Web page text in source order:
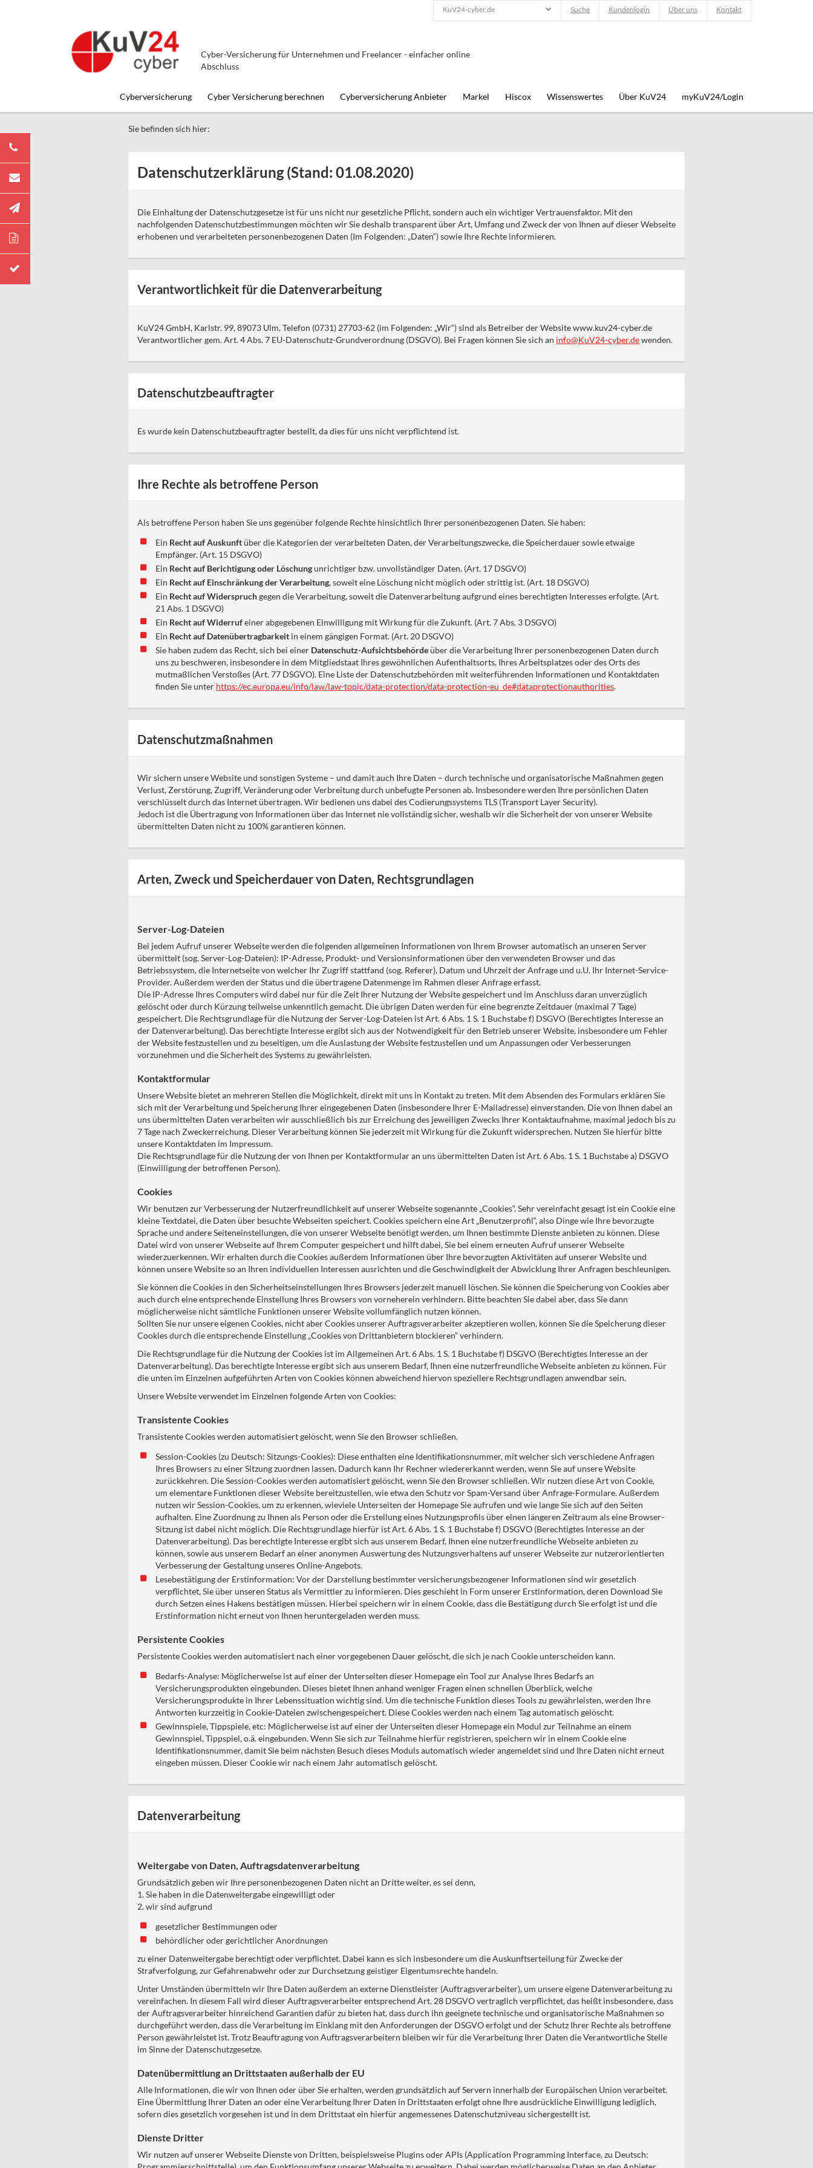
Cyber-Versicherung für Unternehmen und Freelancer - einfacher online
Abschluss
KuV24-cyber.de Suche Kundenlogin Über uns Kontakt
Cyberversicherung Cyber Versicherung berechnen Cyberversicherung Anbieter Markel Hiscox Wissenswertes Über KuV24 myKuV24/Login
Sie befinden sich hier:
Datenschutzerklärung (Stand: 01.08.2020)
Die Einhaltung der Datenschutzgesetze ist für uns nicht nur gesetzliche Pflicht, sondern auch ein wichtiger Vertrauensfaktor. Mit den
nachfolgenden Datenschutzbestimmungen möchten wir Sie deshalb transparent über Art, Umfang und Zweck der von Ihnen auf dieser Webseite
erhobenen und verarbeiteten personenbezogenen Daten (Im Folgenden: „Daten“) sowie Ihre Rechte informieren.
Verantwortlichkeit für die Datenverarbeitung
KuV24 GmbH, Karlstr. 99, 89073 Ulm, Telefon (0731) 27703-62 (im Folgenden: „Wir“) sind als Betreiber der Website www.kuv24-cyber.de
Verantwortlicher gem. Art. 4 Abs. 7 EU-Datenschutz-Grundverordnung (DSGVO). Bei Fragen können Sie sich an info@KuV24-cyber.dewenden.
Datenschutzbeauftragter
Es wurde kein Datenschutzbeauftragter bestellt, da dies für uns nicht verpflichtend ist.
Ihre Rechte als betroffene Person
Als betroffene Person haben Sie uns gegenüber folgende Rechte hinsichtlich Ihrer personenbezogenen Daten. Sie haben:
Ein Recht auf Auskunftüber die Kategorien der verarbeiteten Daten, der Verarbeitungszwecke, die Speicherdauer sowie etwaige
Empfänger. (Art. 15 DSGVO)
Ein Recht auf Berichtigung oder Löschungunrichtiger bzw. unvollständiger Daten. (Art. 17 DSGVO)
Ein Recht auf Einschränkung der Verarbeitung, soweit eine Löschung nicht möglich oder strittig ist. (Art. 18 DSGVO)
Ein Recht auf Widerspruchgegen die Verarbeitung, soweit die Datenverarbeitung aufgrund eines berechtigten Interesses erfolgte. (Art.
21 Abs. 1 DSGVO)
Ein Recht auf Widerrufeiner abgegebenen Einwilligung mit Wirkung für die Zukunft. (Art. 7 Abs. 3 DSGVO)
Ein Recht auf Datenübertragbarkeit in einem gängigen Format. (Art. 20 DSGVO)
Sie haben zudem das Recht, sich bei einer Datenschutz-Aufsichtsbehördeüber die Verarbeitung Ihrer personenbezogenen Daten durch
uns zu beschweren, insbesondere in dem Mitgliedstaat Ihres gewöhnlichen Aufenthaltsorts, Ihres Arbeitsplatzes oder des Orts des
mutmaßlichen Verstoßes (Art. 77 DSGVO). Eine Liste der Datenschutzbehörden mit weiterführenden Informationen und Kontaktdaten
finden Sie unter https://ec.europa.eu/info/law/law-topic/data-protection/data-protection-eu_de#dataprotectionauthorities.
Datenschutzmaßnahmen
Wir sichern unsere Website und sonstigen Systeme – und damit auch Ihre Daten – durch technische und organisatorische Maßnahmen gegen
Verlust, Zerstörung, Zugriff, Veränderung oder Verbreitung durch unbefugte Personen ab. Insbesondere werden Ihre persönlichen Daten
verschlüsselt durch das Internet übertragen. Wir bedienen uns dabei des Codierungssystems TLS (Transport Layer Security).
Jedoch ist die Übertragung von Informationen über das Internet nie vollständig sicher, weshalb wir die Sicherheit der von unserer Website
übermittelten Daten nicht zu 100% garantieren können.
Arten, Zweck und Speicherdauer von Daten, Rechtsgrundlagen
Server-Log-Dateien
Bei jedem Aufruf unserer Webseite werden die folgenden allgemeinen Informationen von Ihrem Browser automatisch an unseren Server
übermittelt (sog. Server-Log-Dateien): IP-Adresse, Produkt- und Versionsinformationen über den verwendeten Browser und das
Betriebssystem, die Internetseite von welcher Ihr Zugriff stattfand (sog. Referer), Datum und Uhrzeit der Anfrage und u.U. Ihr Internet-Service-
Provider. Außerdem werden der Status und die übertragene Datenmenge im Rahmen dieser Anfrage erfasst.
Die IP-Adresse Ihres Computers wird dabei nur für die Zeit Ihrer Nutzung der Website gespeichert und im Anschluss daran unverzüglich
gelöscht oder durch Kürzung teilweise unkenntlich gemacht. Die übrigen Daten werden für eine begrenzte Zeitdauer (maximal 7 Tage)
gespeichert. Die Rechtsgrundlage für die Nutzung der Server-Log-Dateien ist Art. 6 Abs. 1 S. 1 Buchstabe f) DSGVO (Berechtigtes Interesse an
der Datenverarbeitung). Das berechtigte Interesse ergibt sich aus der Notwendigkeit für den Betrieb unserer Website, insbesondere um Fehler
der Website festzustellen und zu beseitigen, um die Auslastung der Website festzustellen und um Anpassungen oder Verbesserungen
vorzunehmen und die Sicherheit des Systems zu gewährleisten.
Kontaktformular
Unsere Website bietet an mehreren Stellen die Möglichkeit, direkt mit uns in Kontakt zu treten. Mit dem Absenden des Formulars erklären Sie
sich mit der Verarbeitung und Speicherung Ihrer eingegebenen Daten (insbesondere Ihrer E-Mailadresse) einverstanden. Die von Ihnen dabei an
uns übermittelten Daten verarbeiten wir ausschließlich bis zur Erreichung des jeweiligen Zwecks Ihrer Kontaktaufnahme, maximal jedoch bis zu
7 Tage nach Zweckerreichung. Dieser Verarbeitung können Sie jederzeit mit Wirkung für die Zukunft widersprechen. Nutzen Sie hierfür bitte
unsere Kontaktdaten im Impressum.
Die Rechtsgrundlage für die Nutzung der von Ihnen per Kontaktformular an uns übermittelten Daten ist Art. 6 Abs. 1 S. 1 Buchstabe a) DSGVO
(Einwilligung der betroffenen Person).
Cookies
Wir benutzen zur Verbesserung der Nutzerfreundlichkeit auf unserer Webseite sogenannte „Cookies“. Sehr vereinfacht gesagt ist ein Cookie eine
kleine Textdatei, die Daten über besuchte Webseiten speichert. Cookies speichern eine Art „Benutzerprofil“, also Dinge wie Ihre bevorzugte
Sprache und andere Seiteneinstellungen, die von unserer Webseite benötigt werden, um Ihnen bestimmte Dienste anbieten zu können. Diese
Datei wird von unserer Webseite auf Ihrem Computer gespeichert und hilft dabei, Sie bei einem erneuten Aufruf unserer Webseite
wiederzuerkennen. Wir erhalten durch die Cookies außerdem Informationen über Ihre bevorzugten Aktivitäten auf unserer Website und
können unsere Website so an Ihren individuellen Interessen ausrichten und die Geschwindigkeit der Abwicklung Ihrer Anfragen beschleunigen.
Sie können die Cookies in den Sicherheitseinstellungen Ihres Browsers jederzeit manuell löschen. Sie können die Speicherung von Cookies aber
auch durch eine entsprechende Einstellung Ihres Browsers von vorneherein verhindern. Bitte beachten Sie dabei aber, dass Sie dann
möglicherweise nicht sämtliche Funktionen unserer Website vollumfänglich nutzen können.
Sollten Sie nur unsere eigenen Cookies, nicht aber Cookies unserer Auftragsverarbeiter akzeptieren wollen, können Sie die Speicherung dieser
Cookies durch die entsprechende Einstellung „Cookies von Drittanbietern blockieren” verhindern.
Die Rechtsgrundlage für die Nutzung der Cookies ist im Allgemeinen Art. 6 Abs. 1 S. 1 Buchstabe f) DSGVO (Berechtigtes Interesse an der
Datenverarbeitung). Das berechtigte Interesse ergibt sich aus unserem Bedarf, Ihnen eine nutzerfreundliche Webseite anbieten zu können. Für
die unten im Einzelnen aufgeführten Arten von Cookies können abweichend hiervon speziellere Rechtsgrundlagen anwendbar sein.
Unsere Website verwendet im Einzelnen folgende Arten von Cookies:
Transistente Cookies
Transistente Cookies werden automatisiert gelöscht, wenn Sie den Browser schließen.
Session-Cookies (zu Deutsch: Sitzungs-Cookies): Diese enthalten eine Identifikationsnummer, mit welcher sich verschiedene Anfragen
Ihres Browsers zu einer Sitzung zuordnen lassen. Dadurch kann Ihr Rechner wiedererkannt werden, wenn Sie auf unsere Website
zurückkehren. Die Session-Cookies werden automatisiert gelöscht, wenn Sie den Browser schließen. Wir nutzen diese Art von Cookie,
um elementare Funktionen dieser Website bereitzustellen, wie etwa den Schutz vor Spam-Versand über Anfrage-Formulare. Außerdem
nutzen wir Session-Cookies, um zu erkennen, wieviele Unterseiten der Homepage Sie aufrufen und wie lange Sie sich auf den Seiten
aufhalten. Eine Zuordnung zu Ihnen als Person oder die Erstellung eines Nutzungsprofils über einen längeren Zeitraum als eine Browser-
Sitzung ist dabei nicht möglich. Die Rechtsgrundlage hierfür ist Art. 6 Abs. 1 S. 1 Buchstabe f) DSGVO (Berechtigtes Interesse an der
Datenverarbeitung). Das berechtigte Interesse ergibt sich aus unserem Bedarf, Ihnen eine nutzerfreundliche Webseite anbieten zu
können, sowie aus unserem Bedarf an einer anonymen Auswertung des Nutzungsverhaltens auf unserer Webseite zur nutzerorientierten
Verbesserung der Gestaltung unseres Online-Angebots.
Lesebestätigung der Erstinformation: Vor der Darstellung bestimmter versicherungsbezogener Informationen sind wir gesetzlich
verpflichtet, Sie über unseren Status als Vermittler zu informieren. Dies geschieht in Form unserer Erstinformation, deren Download Sie
durch Setzen eines Hakens bestätigen müssen. Hierbei speichern wir in einem Cookie, dass die Bestätigung durch Sie erfolgt ist und die
Erstinformation nicht erneut von Ihnen heruntergeladen werden muss.
Persistente Cookies
Persistente Cookies werden automatisiert nach einer vorgegebenen Dauer gelöscht, die sich je nach Cookie unterscheiden kann.
Bedarfs-Analyse: Möglicherweise ist auf einer der Unterseiten dieser Homepage ein Tool zur Analyse Ihres Bedarfs an
Versicherungsprodukten eingebunden. Dieses bietet Ihnen anhand weniger Fragen einen schnellen Überblick, welche
Versicherungsprodukte in Ihrer Lebenssituation wichtig sind. Um die technische Funktion dieses Tools zu gewährleisten, werden Ihre
Antworten kurzzeitig in Cookie-Dateien zwischengespeichert. Diese Cookies werden nach einem Tag automatisch gelöscht.
Gewinnspiele, Tippspiele, etc: Möglicherweise ist auf einer der Unterseiten dieser Homepage ein Modul zur Teilnahme an einem
Gewinnspiel, Tippspiel, o.ä. eingebunden. Wenn Sie sich zur Teilnahme hierfür registrieren, speichern wir in einem Cookie eine
Identifikationsnummer, damit Sie beim nächsten Besuch dieses Moduls automatisch wieder angemeldet sind und Ihre Daten nicht erneut
eingeben müssen. Dieser Cookie wir nach einem Jahr automatisch gelöscht.
Datenverarbeitung
Weitergabe von Daten, Auftragsdatenverarbeitung
Grundsätzlich geben wir Ihre personenbezogenen Daten nicht an Dritte weiter, es sei denn,
1. Sie haben in die Datenweitergabe eingewilligt oder
2. wir sind aufgrund
gesetzlicher Bestimmungen oder
behördlicher oder gerichtlicher Anordnungen
zu einer Datenweitergabe berechtigt oder verpflichtet. Dabei kann es sich insbesondere um die Auskunftserteilung für Zwecke der
Strafverfolgung, zur Gefahrenabwehr oder zur Durchsetzung geistiger Eigentumsrechte handeln.
Unter Umständen übermitteln wir Ihre Daten außerdem an externe Dienstleister (Auftragsverarbeiter), um unsere eigene Datenverarbeitung zu
vereinfachen. In diesem Fall wird dieser Auftragsverarbeiter entsprechend Art. 28 DSGVO vertraglich verpflichtet, das heißt insbesondere, dass
der Auftragsverarbeiter hinreichend Garantien dafür zu bieten hat, dass durch ihn geeignete technische und organisatorische Maßnahmen so
durchgeführt werden, dass die Verarbeitung im Einklang mit den Anforderungen der DSGVO erfolgt und der Schutz Ihrer Rechte als betroffene
Person gewährleistet ist. Trotz Beauftragung von Auftragsverarbeitern bleiben wir für die Verarbeitung Ihrer Daten die Verantwortliche Stelle
im Sinne der Datenschutzgesetze.
Datenübermittlung an Drittstaaten außerhalb der EU
Alle Informationen, die wir von Ihnen oder über Sie erhalten, werden grundsätzlich auf Servern innerhalb der Europäischen Union verarbeitet.
Eine Übermittlung Ihrer Daten an oder eine Verarbeitung Ihrer Daten in Drittstaaten erfolgt ohne Ihre ausdrückliche Einwilligung lediglich,
sofern dies gesetzlich vorgesehen ist und in dem Drittstaat ein hierfür angemessenes Datenschutzniveau sichergestellt ist.
Dienste Dritter
Wir nutzen auf unserer Webseite Dienste von Dritten, beispielsweise Plugins oder APIs (Application Programming Interface, zu Deutsch: